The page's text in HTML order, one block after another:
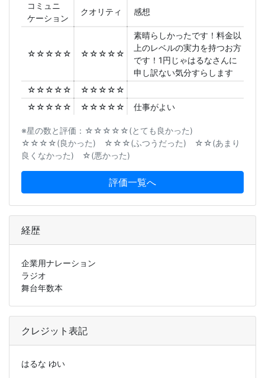
コミュニ
ケーション
クオリティ 感想
☆☆☆☆☆ ☆☆☆☆☆
素晴らしかったです！料金以
上のレベルの実力を持つお方
です！1円じゃはるなさんに
申し訳ない気分すらします
☆☆☆☆☆
☆☆☆☆☆
☆☆☆☆☆
☆☆☆☆☆ 仕事がよい
※星の数と評価：☆☆☆☆☆(とても良かった)
☆☆☆☆(良かった) ☆☆☆(ふつうだった) ☆☆(あまり
良くなかった) ☆(悪かった)
評価一覧へ
経歴
企業用ナレーション
ラジオ
舞台年数本
クレジット表記
はるな ゆい